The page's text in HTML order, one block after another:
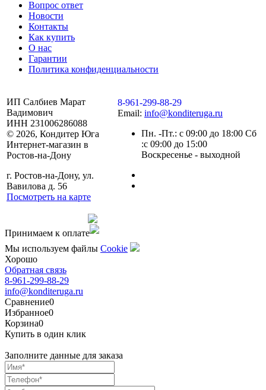
Вопрос ответ
Новости
Контакты
Как купить
О нас
Гарантии
Политика конфиденциальности
ИП Салбиев Марат
Вадимович
ИНН 231006286088
© 2026, Кондитер Юга
Интернет-магазин в
Ростов-на-Дону
г. Ростов-на-Дону, ул.
Вавилова д. 56
Посмотреть на карте
8-961-299-88-29
Email: info@konditeruga.ru
Пн. -Пт.: с 09:00 до 18:00 Сб
:с 09:00 до 15:00
Воскресенье - выходной
Принимаем к оплате
Мы используем файлы Сookie
Хорошо
Обратная связь
8-961-299-88-29
info@konditeruga.ru
Сравнение0
Избранное0
Корзина0
Купить в один клик
Заполните данные для заказа